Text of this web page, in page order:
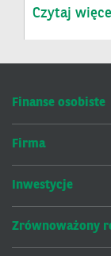
Czytaj
Finanse osobiste
Firma
Inwestycje
Zrównoważony